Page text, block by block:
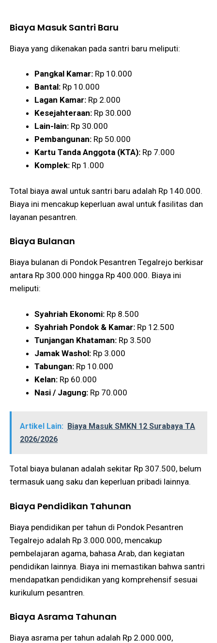
Biaya Masuk Santri Baru
Biaya yang dikenakan pada santri baru meliputi:
Pangkal Kamar: Rp 10.000
Bantal: Rp 10.000
Lagan Kamar: Rp 2.000
Kesejahteraan: Rp 30.000
Lain-lain: Rp 30.000
Pembangunan: Rp 50.000
Kartu Tanda Anggota (KTA): Rp 7.000
Komplek: Rp 1.000
Total biaya awal untuk santri baru adalah Rp 140.000.
Biaya ini mencakup keperluan awal untuk fasilitas dan
layanan pesantren​.
Biaya Bulanan
Biaya bulanan di Pondok Pesantren Tegalrejo berkisar
antara Rp 300.000 hingga Rp 400.000. Biaya ini
meliputi:
Syahriah Ekonomi: Rp 8.500
Syahriah Pondok & Kamar: Rp 12.500
Tunjangan Khataman: Rp 3.500
Jamak Washol: Rp 3.000
Tabungan: Rp 10.000
Kelan: Rp 60.000
Nasi / Jagung: Rp 70.000
Artikel Lain: Biaya Masuk SMKN 12 Surabaya TA
2026/2026
Total biaya bulanan adalah sekitar Rp 307.500, belum
termasuk uang saku dan keperluan pribadi lainnya​​.
Biaya Pendidikan Tahunan
Biaya pendidikan per tahun di Pondok Pesantren
Tegalrejo adalah Rp 3.000.000, mencakup
pembelajaran agama, bahasa Arab, dan kegiatan
pendidikan lainnya. Biaya ini memastikan bahwa santri
mendapatkan pendidikan yang komprehensif sesuai
kurikulum pesantren​​.
Biaya Asrama Tahunan
Biaya asrama per tahun adalah Rp 2.000.000,